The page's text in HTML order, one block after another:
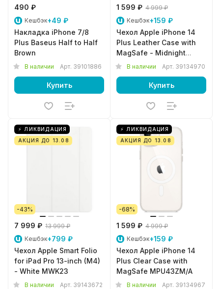
490 ₽
Кешбэк+49 ₽
Накладка iPhone 7/8
Plus Baseus Half to Half
Brown
В наличии Арт. 39101886
Купить
1 599 ₽ 4 999 ₽
Кешбэк+159 ₽
Чехол Apple iPhone 14
Plus Leather Case with
MagSafe - Midnight
MPP93ZM/A
В наличии Арт. 39134970
Купить
⚡ ЛИКВИДАЦИЯ
АКЦИЯ ДО 13.08
-43%
7 999 ₽ 13 999 ₽
Кешбэк+799 ₽
Чехол Apple Smart Folio
for iPad Pro 13-inch (M4)
- White MWK23
В наличии Арт. 39143672
⚡ ЛИКВИДАЦИЯ
АКЦИЯ ДО 13.08
-68%
1 599 ₽ 4 999 ₽
Кешбэк+159 ₽
Чехол Apple iPhone 14
Plus Clear Case with
MagSafe MPU43ZM/A
В наличии Арт. 39134967